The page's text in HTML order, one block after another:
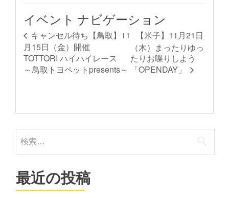
イベント ナビゲーション
キャンセル待ち【鳥取】11
月15日（金）開催
TOTTORI ハイハイレース
～鳥取トヨペットpresents～
【米子】11月21日
（木）まったりゆっ
たりお喋りしよう
「OPENDAY」
索:
最近の投稿